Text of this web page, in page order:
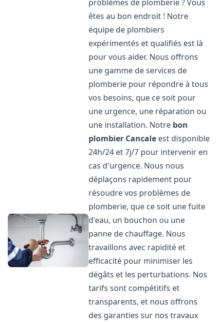
problèmes de plomberie ? Vous
êtes au bon endroit ! Notre
équipe de plombiers
expérimentés et qualifiés est là
pour vous aider. Nous offrons
une gamme de services de
plomberie pour répondre à tous
vos besoins, que ce soit pour
une urgence, une réparation ou
une installation. Notre bon
plombier Cancale est disponible
24h/24 et 7j/7 pour intervenir en
cas d'urgence. Nous nous
déplaçons rapidement pour
résoudre vos problèmes de
plomberie, que ce soit une fuite
d'eau, un bouchon ou une
panne de chauffage. Nous
travaillons avec rapidité et
efficacité pour minimiser les
dégâts et les perturbations. Nos
tarifs sont compétitifs et
transparents, et nous offrons
des garanties sur nos travaux